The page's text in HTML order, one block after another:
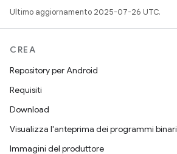
Ultimo aggiornamento 2025-07-26 UTC.
CREA
Repository per Android
Requisiti
Download
Visualizza l'anteprima dei programmi binari
Immagini del produttore